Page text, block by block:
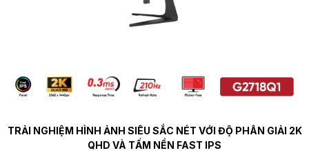
TRẢI NGHIỆM HÌNH ẢNH SIÊU SẮC NÉT VỚI ĐỘ PHÂN GIẢI 2K
QHD VÀ TẤM NỀN FAST IPS